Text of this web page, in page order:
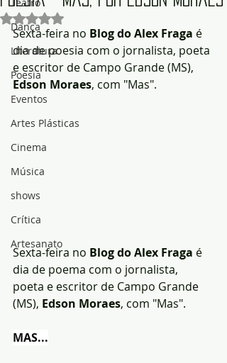
Dança
Literatura
Poesia
Eventos
Artes Plásticas
Cinema
Música
shows
Crítica
Artesanato
Avaliado com NaN de 5 estrelas.
Sexta-feira no Blog do Alex Fraga é
dia de poesia com o jornalista, poeta
e escritor de Campo Grande (MS),
Edson Moraes, com "Mas".
Sexta-feira no Blog do Alex Fraga é
dia de poema com o jornalista,
poeta e escritor de Campo Grande
(MS), Edson Moraes, com "Mas".
MAS...